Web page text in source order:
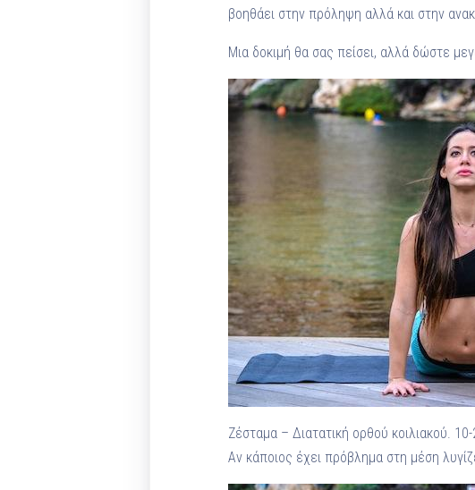
βοηθάει στην πρόληψη αλλά και στην
Μια δοκιμή θα σας πείσει, αλλά δώστε
Ζέσταμα – Διατατική ορθού κοιλιακού. 10-
Αν κάποιος έχει πρόβλημα στη μέση